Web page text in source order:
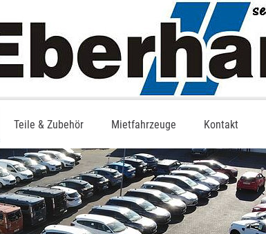
Teile & Zubehör Mietfahrzeuge Kontakt